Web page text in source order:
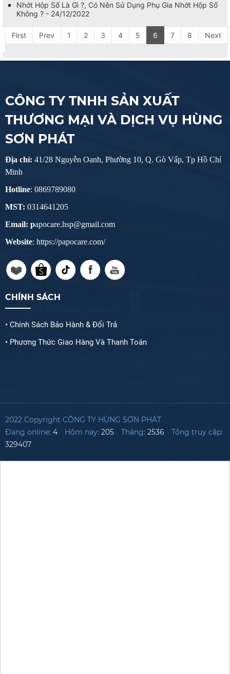
Nhớt Hộp Số Là Gì ?, Có Nên Sử Dụng Phụ Gia Nhớt Hộp Số
Không ? - 24/12/2022
First Prev 1 2 3 4 5 6 7 8 Next
CÔNG TY TNHH SẢN XUẤT
THƯƠNG MẠI VÀ DỊCH VỤ HÙNG
SƠN PHÁT
Địa chỉ: 41/28 Nguyễn Oanh, Phường 10, Q. Gò Vấp, Tp Hồ Chí
Minh
Hotline: 0869789080
MST: 0314641205
Email: papocare.hsp@gmail.com
Website: https://papocare.com/
CHÍNH SÁCH
• Chính Sách Bảo Hành & Đổi Trả
• Phương Thức Giao Hàng Và Thanh Toán
2022 Copyright CÔNG TY HÙNG SƠN PHÁT
Đang online: 4 Hôm nay: 205 Tháng: 2536
Tổng truy cập:
329407